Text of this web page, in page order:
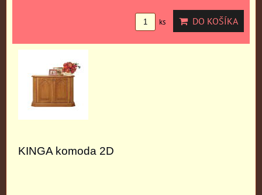
ks DO KOŠÍKA
KINGA komoda 2D